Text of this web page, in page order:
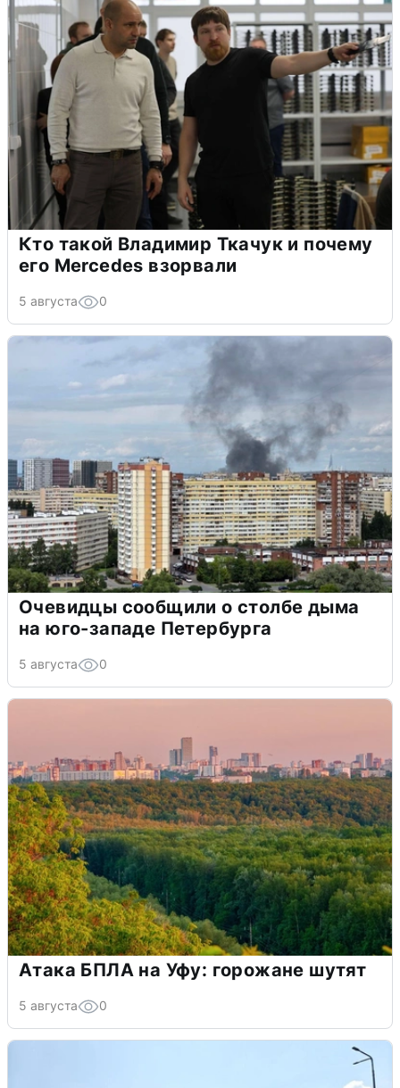
Кто такой Владимир Ткачук и почему
его Mercedes взорвали
5 августа 0
Очевидцы сообщили о столбе дыма
на юго-западе Петербурга
5 августа 0
Атака БПЛА на Уфу: горожане шутят
5 августа 0